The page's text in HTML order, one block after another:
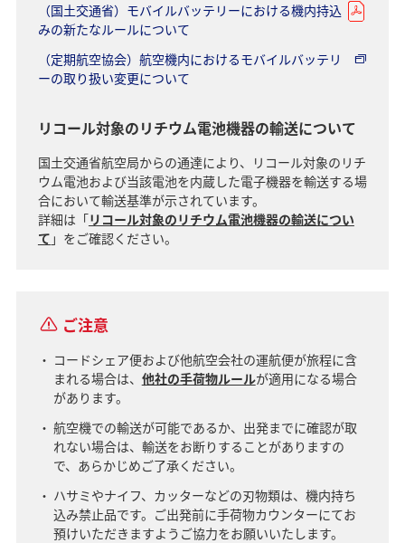
（国土交通省）モバイルバッテリーにおける機内持込
みの新たなルールについて
（定期航空協会）航空機内におけるモバイルバッテリ
ーの取り扱い変更について
リコール対象のリチウム電池機器の輸送について
国土交通省航空局からの通達により、リコール対象のリチ
ウム電池および当該電池を内蔵した電子機器を輸送する場
合において輸送基準が示されています。
詳細は「リコール対象のリチウム電池機器の輸送につい
て 」をご確認ください。
ご注意
コードシェア便および他航空会社の運航便が旅程に含
まれる場合は、 他社の手荷物ルールが適用になる場合
があります。
航空機での輸送が可能であるか、出発までに確認が取
れない場合は、輸送をお断りすることがありますの
で、あらかじめご了承ください。
ハサミやナイフ、カッターなどの刃物類は、機内持ち
込み禁止品です。ご出発前に手荷物カウンターにてお
預けいただきますようご協力をお願いいたします。